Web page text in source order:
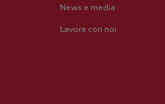
News e media
Lavora con noi